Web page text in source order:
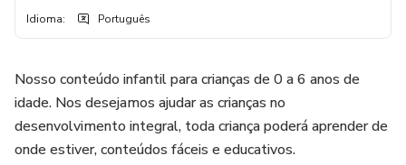
Idioma: Português
Nosso conteúdo infantil para crianças de 0 a 6 anos de
idade. Nos desejamos ajudar as crianças no
desenvolvimento integral, toda criança poderá aprender de
onde estiver, conteúdos fáceis e educativos.